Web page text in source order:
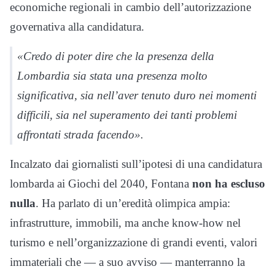
economiche regionali in cambio dell’autorizzazione
governativa alla candidatura.
«Credo di poter dire che la presenza della
Lombardia sia stata una presenza molto
significativa, sia nell’aver tenuto duro nei momenti
difficili, sia nel superamento dei tanti problemi
affrontati strada facendo».
Incalzato dai giornalisti sull’ipotesi di una candidatura
lombarda ai Giochi del 2040, Fontana non ha escluso
nulla. Ha parlato di un’eredità olimpica ampia:
infrastrutture, immobili, ma anche know-how nel
turismo e nell’organizzazione di grandi eventi, valori
immateriali che — a suo avviso — manterranno la